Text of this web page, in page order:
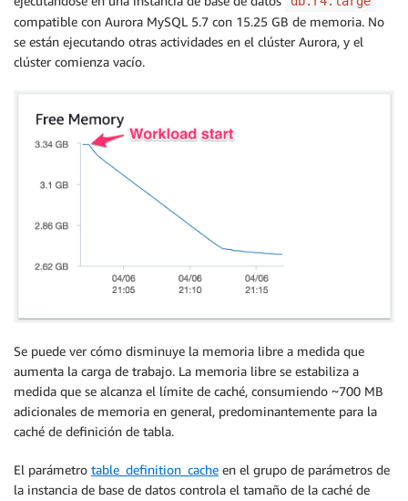
compatible con Aurora MySQL 5.7 con 15.25 GB de memoria. No
se están ejecutando otras actividades en el clúster Aurora, y el
clúster comienza vacío.
Se puede ver cómo disminuye la memoria libre a medida que
aumenta la carga de trabajo. La memoria libre se estabiliza a
medida que se alcanza el límite de caché, consumiendo ~700 MB
adicionales de memoria en general, predominantemente para la
caché de definición de tabla.
El parámetro table_definition_cache en el grupo de parámetros de
la instancia de base de datos controla el tamaño de la caché de